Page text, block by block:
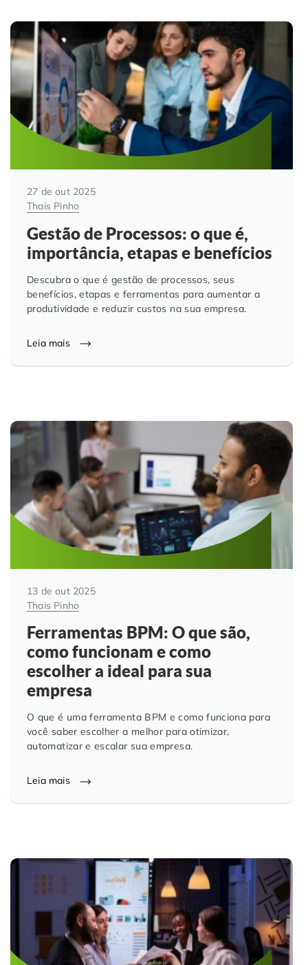
27 de out 2025
Thais Pinho
Gestão de Processos: o que é,
importância, etapas e benefícios
Descubra o que é gestão de processos, seus
benefícios, etapas e ferramentas para aumentar a
produtividade e reduzir custos na sua empresa.
Leia mais
13 de out 2025
Thais Pinho
Ferramentas BPM: O que são,
como funcionam e como
escolher a ideal para sua
empresa
O que é uma ferramenta BPM e como funciona para
você saber escolher a melhor para otimizar,
automatizar e escalar sua empresa.
Leia mais